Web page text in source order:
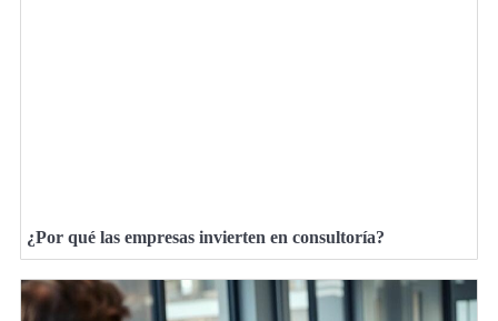
¿Por qué las empresas invierten en consultoría?